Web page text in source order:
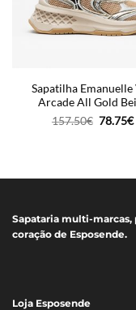
Sapatilha Emanuelle
Arcade All Gold
157.50€ O
78.75€O
Sapataria multi-
coração de Esposende.
Loja Esposende